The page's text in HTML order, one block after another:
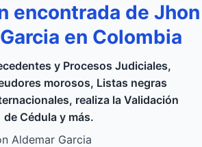
encontrada de Jhon
en Colombia
y Procesos Judiciales,
morosos, Listas negras
realiza la Validación
de Cédula y más.
Aldemar Garcia